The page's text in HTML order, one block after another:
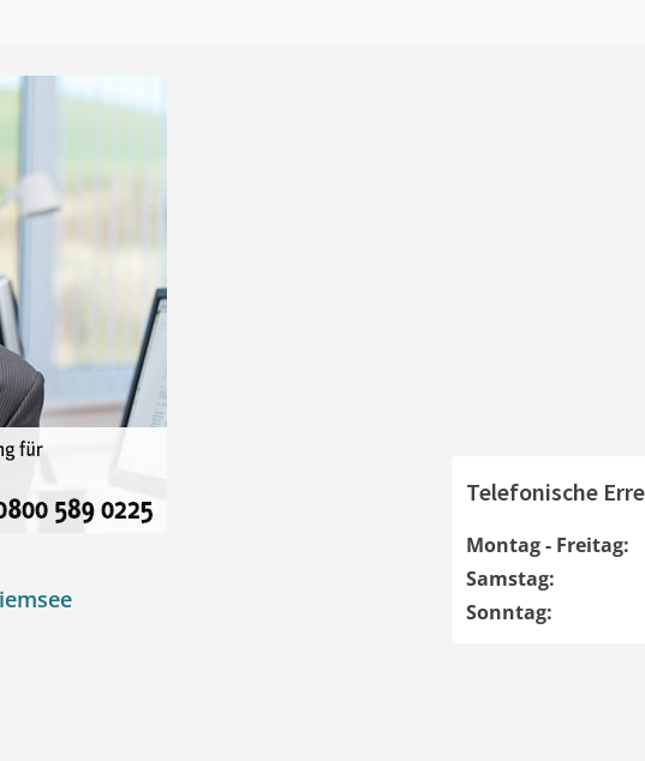
Telefonische
Montag - Freitag:
Samstag:
Sonntag: